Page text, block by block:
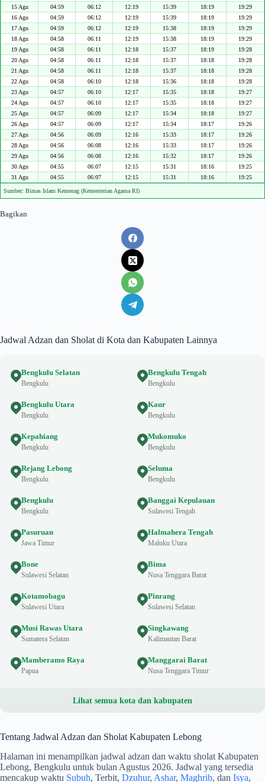
15 Agu
04:59 06:12 12:19 15:39 18:19
19:29
16 Agu
04:59 06:12 12:19 15:39 18:19
19:29
17 Agu
04:59 06:12 12:19 15:38 18:19
19:29
18 Agu
04:58 06:11 12:19 15:38 18:19
19:29
19 Agu
04:58 06:11 12:18 15:37 18:19
19:28
20 Agu
04:58 06:11 12:18 15:37 18:18
19:28
21 Agu
04:58 06:11 12:18 15:37 18:18
19:28
22 Agu
04:58 06:10 12:18 15:36 18:18
19:28
23 Agu
04:57 06:10 12:17 15:35 18:18
19:27
24 Agu
04:57 06:10 12:17 15:35 18:18
19:27
25 Agu
04:57 06:09 12:17 15:34 18:18
19:27
26 Agu
04:57 06:09 12:17 15:34 18:17
19:26
27 Agu
04:56 06:09 12:16 15:33 18:17
19:26
28 Agu
04:56 06:08 12:16 15:33 18:17
19:26
29 Agu
04:56 06:08 12:16 15:32 18:17
19:26
30 Agu
04:55 06:07 12:15 15:31 18:16
19:25
31 Agu
04:55 06:07 12:15 15:31 18:16 19:25
Sumber: Bimas Islam Kemenag (Kementerian Agama RI)
Bagikan
Jadwal Adzan dan Sholat di Kota dan Kabupaten Lainnya
Bengkulu Selatan
Bengkulu
Bengkulu Tengah
Bengkulu
Bengkulu Utara
Bengkulu
Kaur
Bengkulu
Kepahiang
Bengkulu
Mukomuko
Bengkulu
Rejang Lebong
Bengkulu
Seluma
Bengkulu
Bengkulu
Bengkulu
Banggai Kepulauan
Sulawesi Tengah
Pasuruan
Jawa Timur
Halmahera Tengah
Maluku Utara
Bone
Sulawesi Selatan
Bima
Nusa Tenggara Barat
Kotamobagu
Sulawesi Utara
Pinrang
Sulawesi Selatan
Musi Rawas Utara
Sumatera Selatan
Singkawang
Kalimantan Barat
Mamberamo Raya
Papua
Manggarai Barat
Nusa Tenggara Timur
Lihat semua kota dan kabupaten
Tentang Jadwal Adzan dan Sholat Kabupaten Lebong
Halaman ini menampilkan jadwal adzan dan waktu sholat Kabupaten
Lebong, Bengkulu untuk bulan Agustus 2026. Jadwal yang tersedia
mencakup waktu Subuh, Terbit, Dzuhur, Ashar, Maghrib, dan Isya,